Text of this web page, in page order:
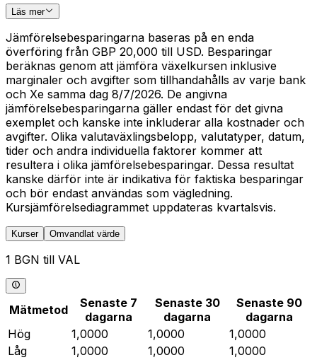
Läs mer
Jämförelsebesparingarna baseras på en enda
överföring från GBP 20,000 till USD. Besparingar
beräknas genom att jämföra växelkursen inklusive
marginaler och avgifter som tillhandahålls av varje bank
och Xe samma dag 8/7/2026. De angivna
jämförelsebesparingarna gäller endast för det givna
exemplet och kanske inte inkluderar alla kostnader och
avgifter. Olika valutaväxlingsbelopp, valutatyper, datum,
tider och andra individuella faktorer kommer att
resultera i olika jämförelsebesparingar. Dessa resultat
kanske därför inte är indikativa för faktiska besparingar
och bör endast användas som vägledning.
Kursjämförelsediagrammet uppdateras kvartalsvis.
Kurser Omvandlat värde
1 BGN till VAL
Mätmetod
Senaste 7
dagarna
Senaste 30
dagarna
Senaste 90
dagarna
Hög
1,0000 1,0000
1,0000
Låg
1,0000 1,0000
1,0000